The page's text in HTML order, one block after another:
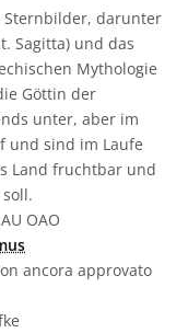
Sternbilder, darunter
Sagitta) und das
Mythologie
Göttin der
unter, aber im
und sind im Laufe
Land fruchtbar und
OAO
ancora approvato